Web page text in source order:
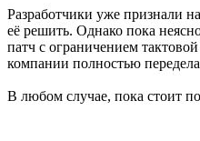
Разработчики уже признали
её решить. Однако пока
патч с ограничением
компании полностью
В любом случае, пока стоит